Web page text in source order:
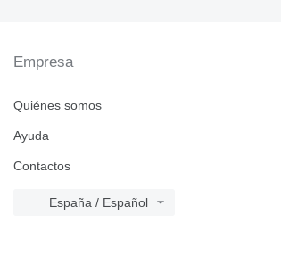
Empresa
Quiénes somos
Ayuda
Contactos
España / Español